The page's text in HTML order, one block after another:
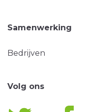
Samenwerking
Bedrijven
Volg ons